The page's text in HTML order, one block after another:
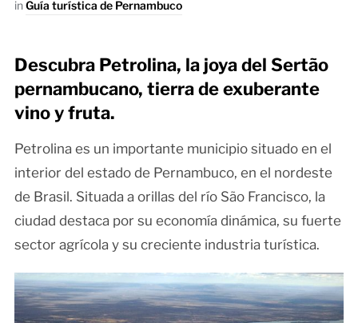
inGuía turística de Pernambuco
Descubra Petrolina, la joya del Sertão
pernambucano, tierra de exuberante
vino y fruta.
Petrolina es un importante municipio situado en el
interior del estado de Pernambuco, en el nordeste
de Brasil. Situada a orillas del río São Francisco, la
ciudad destaca por su economía dinámica, su fuerte
sector agrícola y su creciente industria turística.